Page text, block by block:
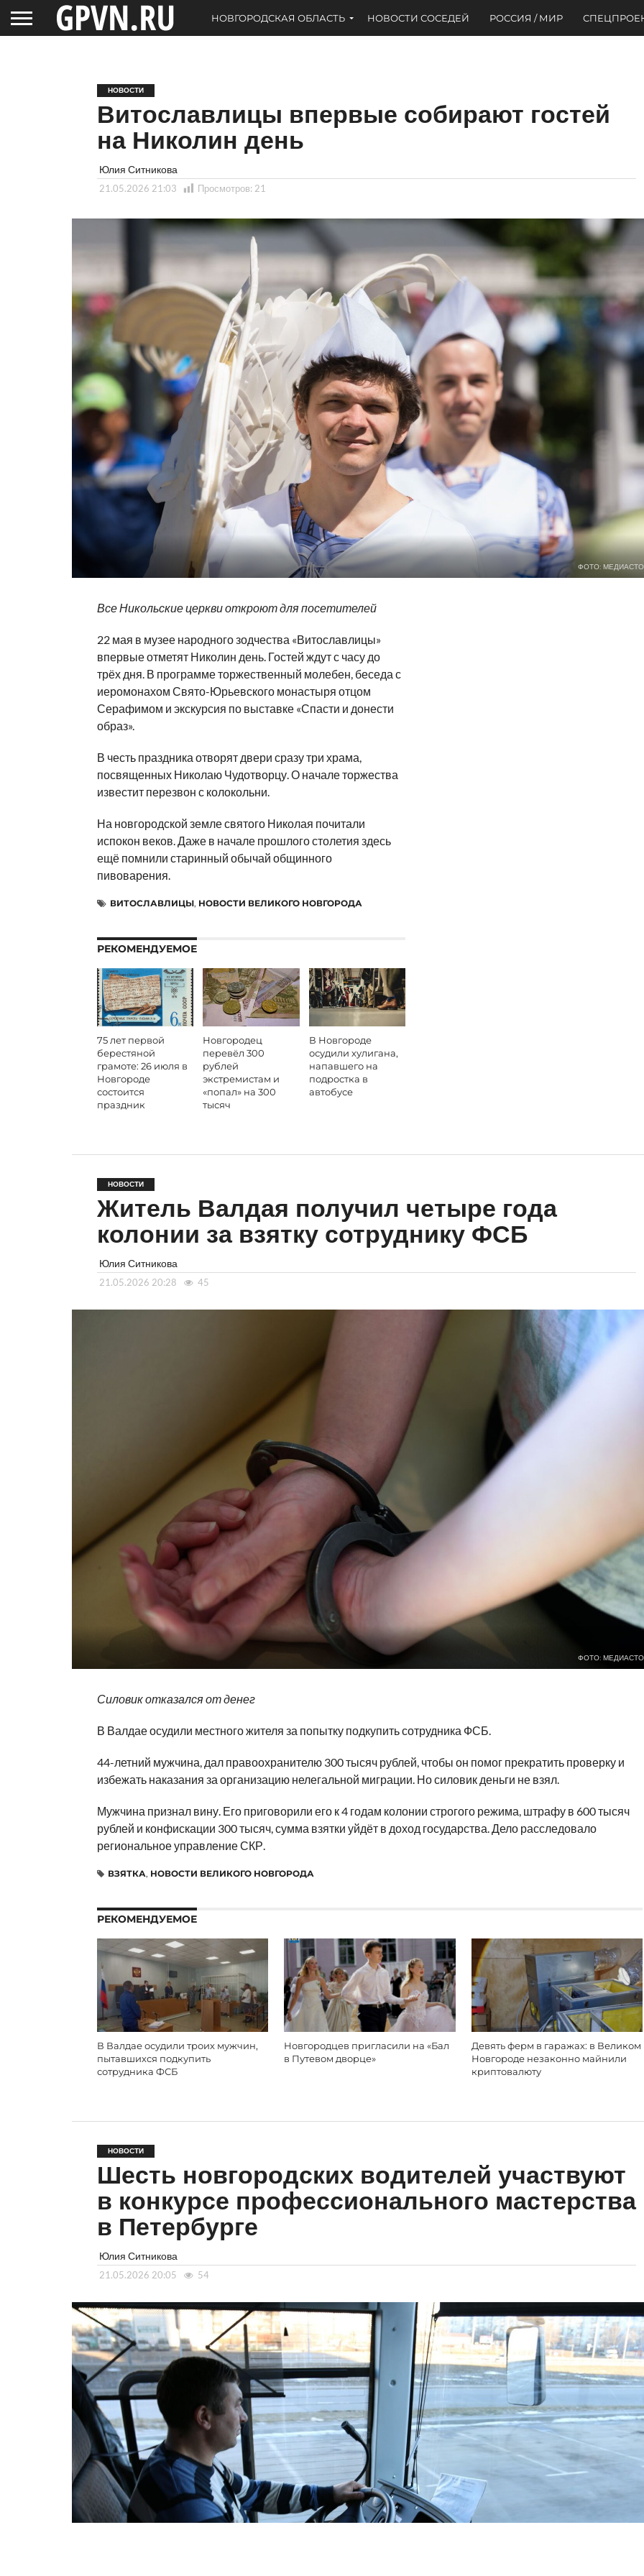
НОВГОРОДСКАЯ ОБЛАСТЬ НОВОСТИ СОСЕДЕЙ РОССИЯ / МИР
НОВОСТИ
Витославлицы впервые собирают гостей
на Николин день
Юлия Ситникова
21.05.2026 21:03 Просмотров: 21
ФОТО:
Все Никольские церкви откроют для посетителей
22 мая в музее народного зодчества «Витославлицы»
впервые отметят Николин день. Гостей ждут с часу до
трёх дня. В программе торжественный молебен, беседа с
иеромонахом Свято-Юрьевского монастыря отцом
Серафимом и экскурсия по выставке «Спасти и донести
образ».
В честь праздника отворят двери сразу три храма,
посвященных Николаю Чудотворцу. О начале торжества
известит перезвон с колокольни.
На новгородской земле святого Николая почитали
испокон веков. Даже в начале прошлого столетия здесь
ещё помнили старинный обычай общинного
пивоварения.
ВИТОСЛАВЛИЦЫ, НОВОСТИ ВЕЛИКОГО НОВГОРОДА
РЕКОМЕНДУЕМОЕ
75 лет первой
берестяной
грамоте: 26 июля в
Новгороде
состоится
праздник
Новгородец
перевёл 300
рублей
экстремистам и
«попал» на 300
тысяч
В Новгороде
осудили хулигана,
напавшего на
подростка в
автобусе
НОВОСТИ
Житель Валдая получил четыре года
колонии за взятку сотруднику ФСБ
Юлия Ситникова
21.05.2026 20:28 45
ФОТО:
Силовик отказался от денег
В Валдае осудили местного жителя за попытку подкупить сотрудника ФСБ.
44-летний мужчина, дал правоохранителю 300 тысяч рублей, чтобы он помог прекратить проверку и
избежать наказания за организацию нелегальной миграции. Но силовик деньги не взял.
Мужчина признал вину. Его приговорили его к 4годам колонии строгого режима, штрафу в 600 тысяч
рублей и конфискации 300 тысяч, сумма взятки уйдёт в доход государства. Дело расследовало
региональное управление СКР.
ВЗЯТКА, НОВОСТИ ВЕЛИКОГО НОВГОРОДА
РЕКОМЕНДУЕМОЕ
В Валдае осудили троих мужчин,
пытавшихся подкупить
сотрудника ФСБ
Новгородцев пригласили на «Бал
в Путевом дворце»
Девять ферм в гаражах: в Великом
Новгороде незаконно майнили
криптовалюту
НОВОСТИ
Шесть новгородских водителей участвуют
в конкурсе профессионального мастерства
в Петербурге
Юлия Ситникова
21.05.2026 20:05 54